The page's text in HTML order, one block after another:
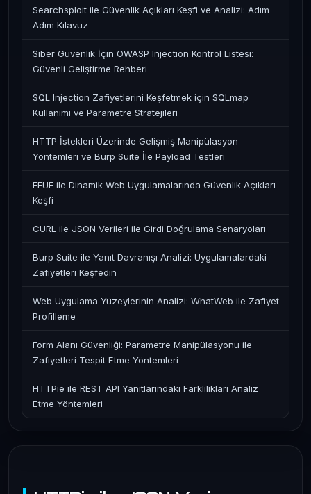
Searchsploit ile Güvenlik Açıkları Keşfi ve Analizi: Adım
Adım Kılavuz
Siber Güvenlik İçin OWASP Injection Kontrol Listesi:
Güvenli Geliştirme Rehberi
SQL Injection Zafiyetlerini Keşfetmek için SQLmap
Kullanımı ve Parametre Stratejileri
HTTP İstekleri Üzerinde Gelişmiş Manipülasyon
Yöntemleri ve Burp Suite İle Payload Testleri
FFUF ile Dinamik Web Uygulamalarında Güvenlik Açıkları
Keşfi
CURL ile JSON Verileri ile Girdi Doğrulama Senaryoları
Burp Suite ile Yanıt Davranışı Analizi: Uygulamalardaki
Zafiyetleri Keşfedin
Web Uygulama Yüzeylerinin Analizi: WhatWeb ile Zafiyet
Profilleme
Form Alanı Güvenliği: Parametre Manipülasyonu ile
Zafiyetleri Tespit Etme Yöntemleri
HTTPie ile REST API Yanıtlarındaki Farklılıkları Analiz
Etme Yöntemleri